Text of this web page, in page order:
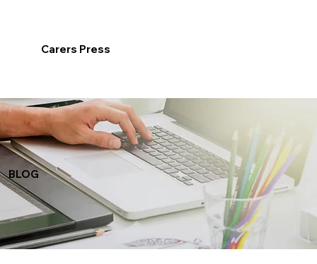
Carers Press
BLOG